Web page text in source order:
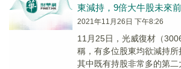
東減持，9倍大牛股未來
2021年11月26日 下午8:26
11月25日，光威復材（
稱，有多位股東均欲減持所
其中既有持股非常多的第二